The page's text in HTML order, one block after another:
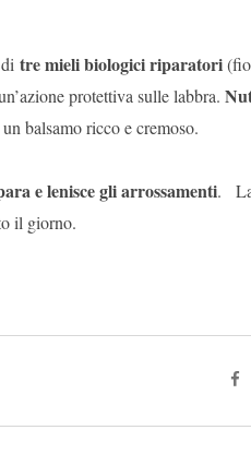
tre mieli biologici riparatori
protettiva sulle labbra.
balsamo ricco e cremoso.
e lenisce gli arrossamenti.
il giorno.